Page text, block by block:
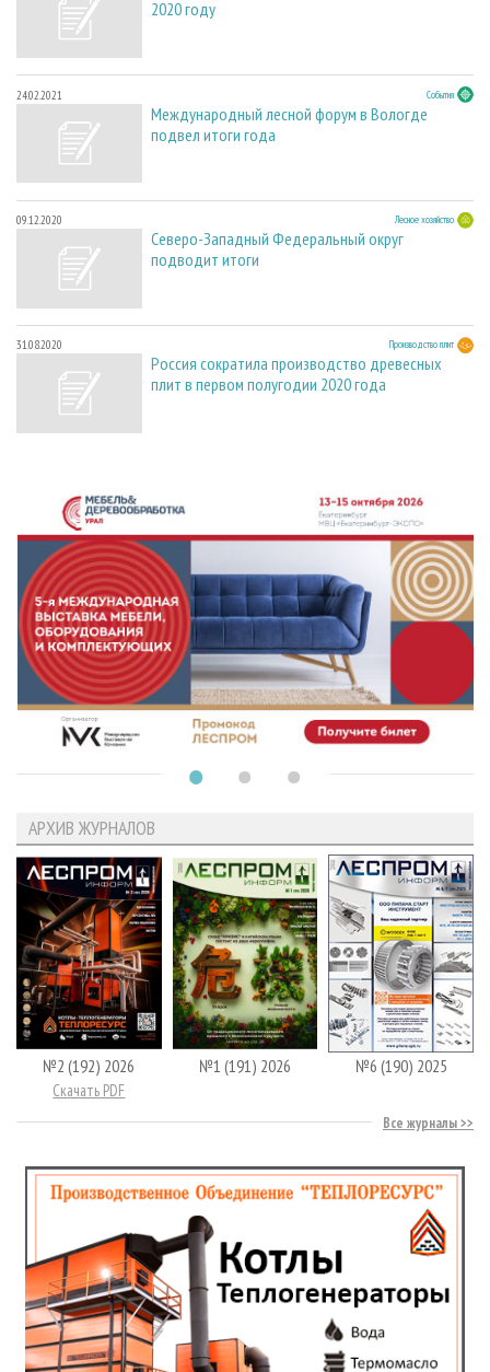
2020 году
24.02.2021 События
Международный лесной форум в Вологде
подвел итоги года
09.12.2020 Лесное хозяйство
Северо-Западный Федеральный округ
подводит итоги
31.08.2020 Производство плит
Россия сократила производство древесных
плит в первом полугодии 2020 года
АРХИВ ЖУРНАЛОВ
№2 (192) 2026
Скачать PDF
№1 (191) 2026 №6 (190) 2025
Все журналы